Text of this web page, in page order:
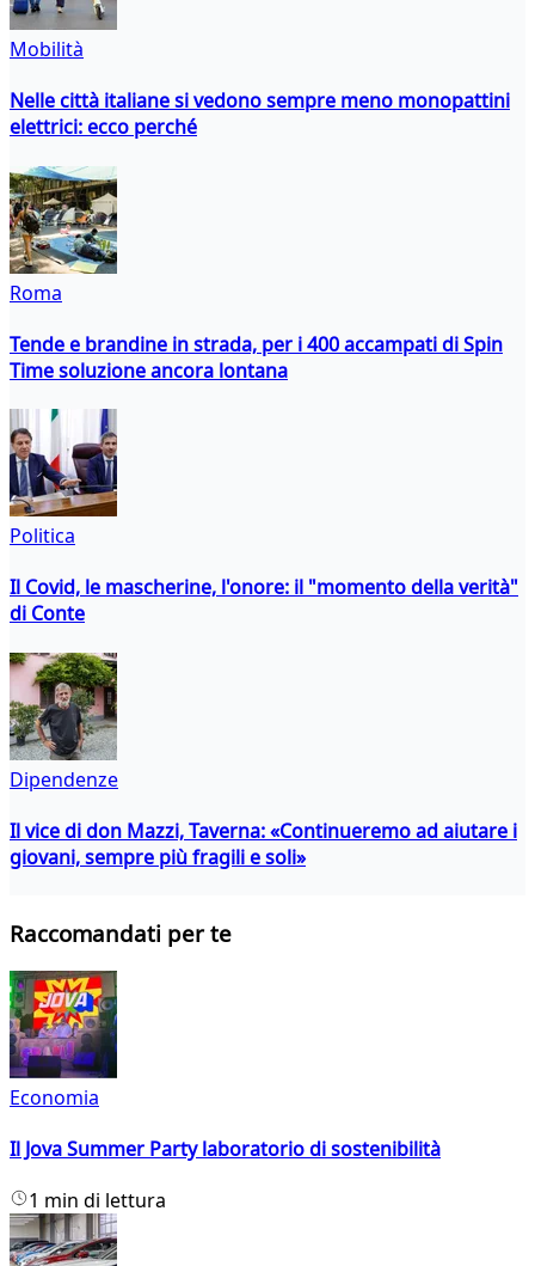
Mobilità
Nelle città italiane si vedono sempre meno monopattini
elettrici: ecco perché
Roma
Tende e brandine in strada, per i 400 accampati di Spin
Time soluzione ancora lontana
Politica
Il Covid, le mascherine, l'onore: il "momento della verità"
di Conte
Dipendenze
Il vice di don Mazzi, Taverna: «Continueremo ad aiutare i
giovani, sempre più fragili e soli»
Raccomandati per te
Economia
Il Jova Summer Party laboratorio di sostenibilità
1 min di lettura